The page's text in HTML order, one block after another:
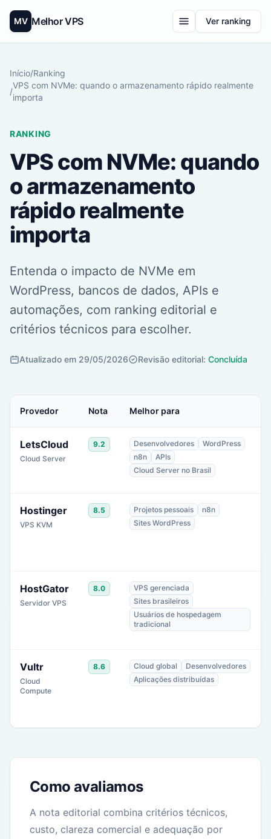
MV Melhor VPS Ver ranking
Início/Ranking
/
VPS com NVMe: quando o armazenamento rápido realmente
importa
RANKING
VPS com NVMe: quando
o armazenamento
rápido realmente
importa
Entenda o impacto de NVMe em
WordPress, bancos de dados, APIs e
automações, com ranking editorial e
critérios técnicos para escolher.
Atualizado em 29/05/2026 Revisão editorial: Concluída
Provedor Nota Melhor para
LetsCloud
Cloud Server
9.2 Desenvolvedores
WordPress
n8n
APIs
Cloud Server no Brasil
Hostinger
VPS KVM
8.5 Projetos pessoais
n8n
Sites WordPress
HostGator
Servidor VPS
8.0
VPS gerenciada
Sites brasileiros
Usuários de hospedagem
tradicional
Vultr
Cloud
Compute
8.6 Cloud global
Desenvolvedores
Aplicações distribuídas
Como avaliamos
A nota editorial combina critérios técnicos,
custo, clareza comercial e adequação por